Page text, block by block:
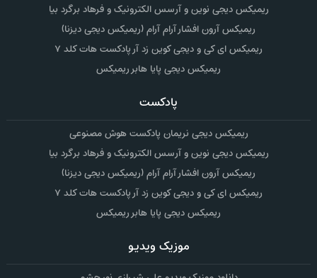
ریمیکس دیجی نوین و آرسس الکترونیک و فرهاد برگرد بیا
ریمیکس آرون افشار آرام آرام (ریمیکس دیجی دیزنا)
ریمیکس ای کی و دیجی کوین زد آر پادکست هات کلد ۷
ریمیکس دیجی پایا هابر ریمیکس
پادکست
ریمیکس دیجی نریمان پادکست هوش مصنوعی
ریمیکس دیجی نوین و آرسس الکترونیک و فرهاد برگرد بیا
ریمیکس آرون افشار آرام آرام (ریمیکس دیجی دیزنا)
ریمیکس ای کی و دیجی کوین زد آر پادکست هات کلد ۷
ریمیکس دیجی پایا هابر ریمیکس
موزیک ویدیو